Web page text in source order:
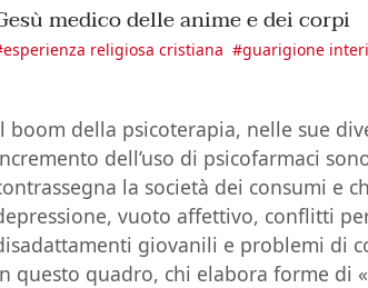
medico delle anime e dei corpi
esperienza religiosa cristiana #guarigione
boom della psicoterapia, nelle sue
dell’uso di psicofarmaci
la società dei consumi e
vuoto affettivo, conflitti
giovanili e problemi di
questo quadro, chi elabora forme di